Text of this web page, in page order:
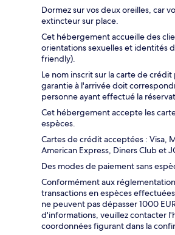
Dormez sur vos deux oreilles, car
extincteur sur place.
Cet hébergement accueille des
orientations sexuelles et identités
friendly).
Le nom inscrit sur la carte de
garantie à l'arrivée doit
personne ayant effectué la
Cet hébergement accepte les
espèces.
Cartes de crédit acceptées : Visa,
American Express, Diners Club et
Des modes de paiement sans
Conformément aux
transactions en espèces
ne peuvent pas dépasser 1000
d'informations, veuillez contacter
coordonnées figurant dans la